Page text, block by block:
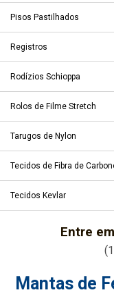
Pisos Pastilhados
Registros
Rodízios Schioppa
Rolos de Filme Stretch
Tarugos de Nylon
Tecidos de Fibra de
Tecidos Kevlar
Entre
Mantas de